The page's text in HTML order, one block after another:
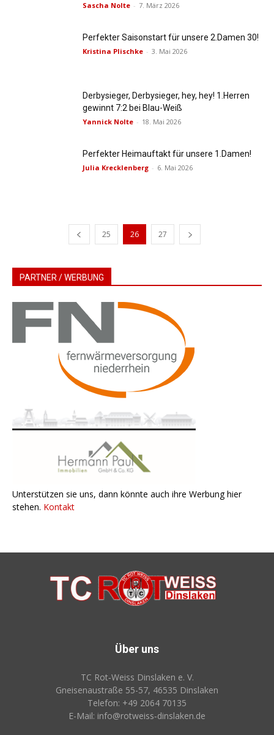
Sascha Nolte - 7. März 2026
Perfekter Saisonstart für unsere 2.Damen 30!
Kristina Plischke - 3. Mai 2026
Derbysieger, Derbysieger, hey, hey! 1.Herren
gewinnt 7:2 bei Blau-Weiß
Yannick Nolte - 18. Mai 2026
Perfekter Heimauftakt für unsere 1.Damen!
Julia Krecklenberg - 6. Mai 2026
25 26 27
PARTNER / WERBUNG
Unterstützen sie uns, dann könnte auch ihre Werbung hier
stehen. Kontakt
Über uns
TC Rot‑Weiss Dinslaken e. V.
Gneisenaustraße 55-57, 46535 Dinslaken
Telefon: +49 2064 70135
E-Mail: info@rotweiss‑dinslaken.de